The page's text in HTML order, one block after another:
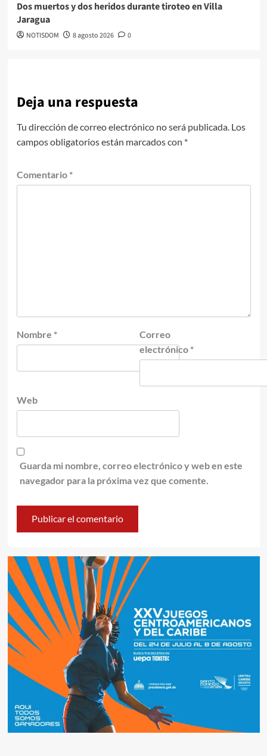
Dos muertos y dos heridos durante tiroteo en Villa
Jaragua
NOTISDOM 8 agosto 2026 0
Deja una respuesta
Tu dirección de correo electrónico no será publicada. Los
campos obligatorios están marcados con *
Comentario *
Nombre *
Correo
electrónico *
Web
Guarda mi nombre, correo electrónico y web en este
navegador para la próxima vez que comente.